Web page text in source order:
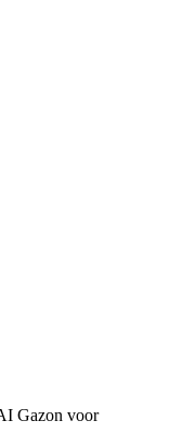
Gazon voor